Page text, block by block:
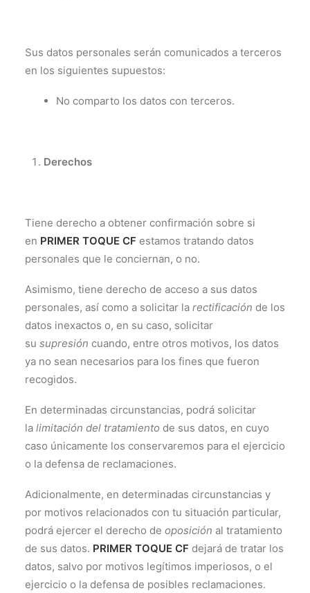
Sus datos personales serán comunicados a terceros
en los siguientes supuestos:
No comparto los datos con terceros.
Derechos
Tiene derecho a obtener confirmación sobre si
en PRIMER TOQUE CF estamos tratando datos
personales que le conciernan, o no.
Asimismo, tiene derecho de acceso a sus datos
personales, así como a solicitar la rectificación de los
datos inexactos o, en su caso, solicitar
su supresión cuando, entre otros motivos, los datos
ya no sean necesarios para los fines que fueron
recogidos.
En determinadas circunstancias, podrá solicitar
la limitación del tratamiento de sus datos, en cuyo
caso únicamente los conservaremos para el ejercicio
o la defensa de reclamaciones.
Adicionalmente, en determinadas circunstancias y
por motivos relacionados con tu situación particular,
podrá ejercer el derecho de oposición al tratamiento
de sus datos. PRIMER TOQUE CF dejará de tratar los
datos, salvo por motivos legítimos imperiosos, o el
ejercicio o la defensa de posibles reclamaciones.